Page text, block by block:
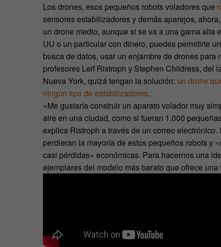
Los drones, esos pequeños robots voladores que
sensores estabilizadores y demás aparejos,
un drone medio, aunque si se va a una gama
UU o un particular con dinero, puedes permitirte
busca de datos, usar un enjambre de drones
profesores Leif Ristroph y Stephen Childress, del
Nueva York, quizá tengan la solución: un drone
ningún tipo de estabilizadores.
«Me gustaría construir un aparato volador muy
aire en una ciudad, como si fueran 1.000
explica Ristroph a través de un correo
perdieran la mayoría de estos pequeños robots y
casi pérdidas» económicas. Para hacernos una
ejemplares del modelo más barato que ofrece